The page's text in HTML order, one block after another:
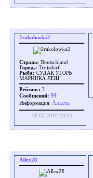
2rakolowka2
Страна: Deutschland
Город.: Troisdorf
Рыба: СУДАК УГОРЬ
МАРИНКА ЛЕЩ
Рейтинг: 3
Сообщений: 99
Информация: Aнкета
18.02.2010 20:24
Allex28